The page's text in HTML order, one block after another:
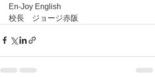
En-Joy English
校長　ジョージ赤阪